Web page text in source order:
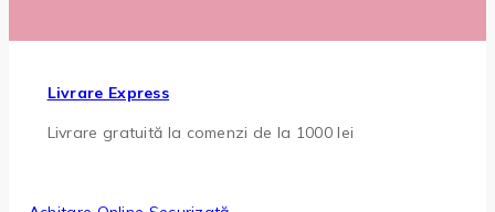
Livrare Express
Livrare gratuită la comenzi de la 1000 lei